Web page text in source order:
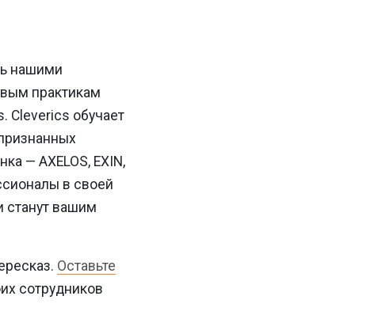
нашими
практикам
Cleverics обучает
— AXELOS, EXIN,
в своей
станут вашим
Оставьте
сотрудников